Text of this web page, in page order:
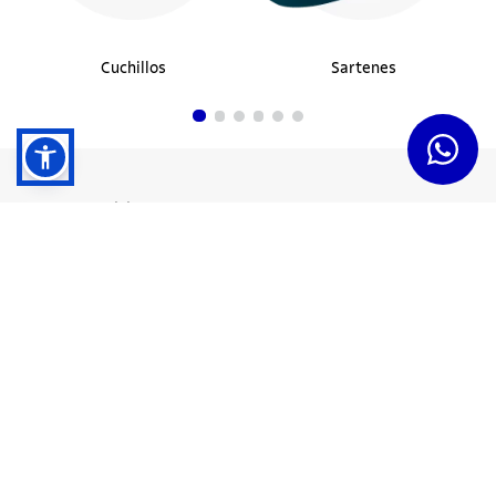
Cuchillos Sartenes